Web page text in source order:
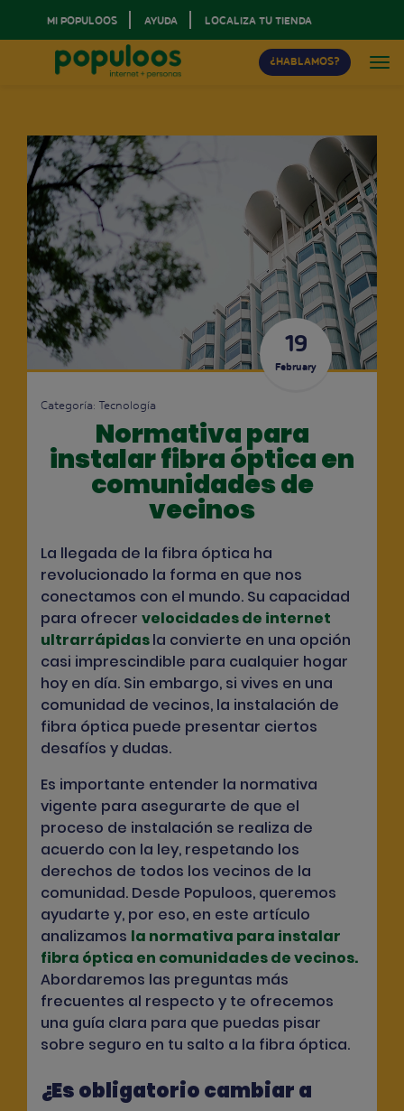
MI POPULOOS AYUDA LOCALIZA TU TIENDA
¿HABLAMOS?
19
February
Categoría: Tecnología
Normativa para
instalar fibra óptica en
comunidades de
vecinos
La llegada de la fibra óptica ha
revolucionado la forma en que nos
conectamos con el mundo. Su capacidad
para ofrecer velocidades de internet
ultrarrápidasla convierte en una opción
casi imprescindible para cualquier hogar
hoy en día. Sin embargo, si vives en una
comunidad de vecinos, la instalación de
fibra óptica puede presentar ciertos
desafíos y dudas.
Es importante entender la normativa
vigente para asegurarte de que el
proceso de instalación se realiza de
acuerdo con la ley, respetando los
derechos de todos los vecinos de la
comunidad. Desde Populoos, queremos
ayudarte y, por eso, en este artículo
analizamos la normativa para instalar
fibra óptica en comunidades de vecinos.
Abordaremos las preguntas más
frecuentes al respecto y te ofrecemos
una guía clara para que puedas pisar
sobre seguro en tu salto a la fibra óptica.
¿Es obligatorio cambiar a